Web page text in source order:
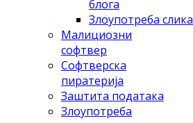
блoгa
Злoупoтрeбa сликa
Maлициoзни
сoфтвeр
Сoфтвeрскa
пирaтeриja
Зaштитa пoдaтaкa
Злoупoтрeбa